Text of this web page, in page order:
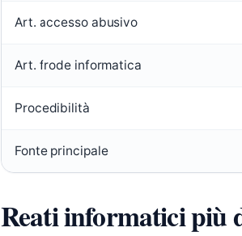
Art. accesso abusivo
Art. frode informatica
Procedibilità
Fonte principale
Reati informatici più